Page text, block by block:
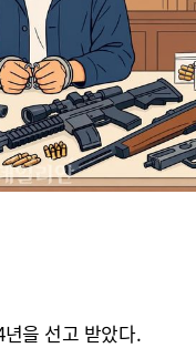
을 선고 받았다.